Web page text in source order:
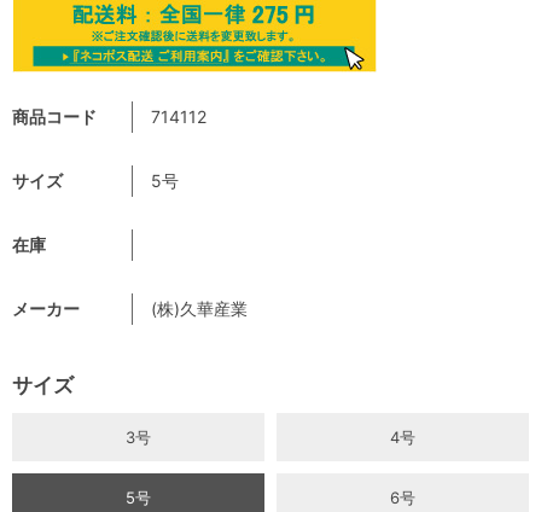
商品コード 714112
サイズ 5号
在庫
メーカー (株)久華産業
サイズ
3号 4号
5号 6号